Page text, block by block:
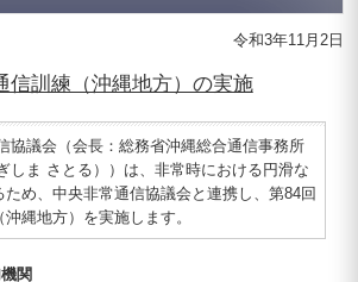
令和3年11月2日
信訓練（沖縄地方）の実施
議会（会長：総務省沖縄総合通信事務所
ま さとる））は、非常時における円滑な
め、中央非常通信協議会と連携し、第84回
縄地方）を実施します。
関